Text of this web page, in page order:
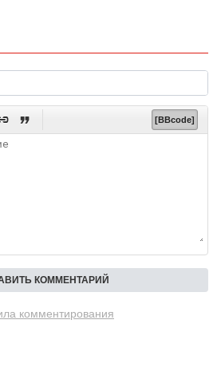
 [BBcode]
комментирования